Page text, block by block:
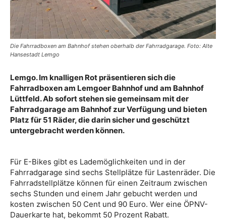
Die Fahrradboxen am Bahnhof stehen oberhalb der Fahrradgarage. Foto: Alte
Hansestadt Lemgo
Lemgo. Im knalligen Rot präsentieren sich die
Fahrradboxen am Lemgoer Bahnhof und am Bahnhof
Lüttfeld. Ab sofort stehen sie gemeinsam mit der
Fahrradgarage am Bahnhof zur Verfügung und bieten
Platz für 51 Räder, die darin sicher und geschützt
untergebracht werden können.
Für E-Bikes gibt es Lademöglichkeiten und in der
Fahrradgarage sind sechs Stellplätze für Lastenräder. Die
Fahrradstellplätze können für einen Zeitraum zwischen
sechs Stunden und einem Jahr gebucht werden und
kosten zwischen 50 Cent und 90 Euro. Wer eine ÖPNV-
Dauerkarte hat, bekommt 50 Prozent Rabatt.